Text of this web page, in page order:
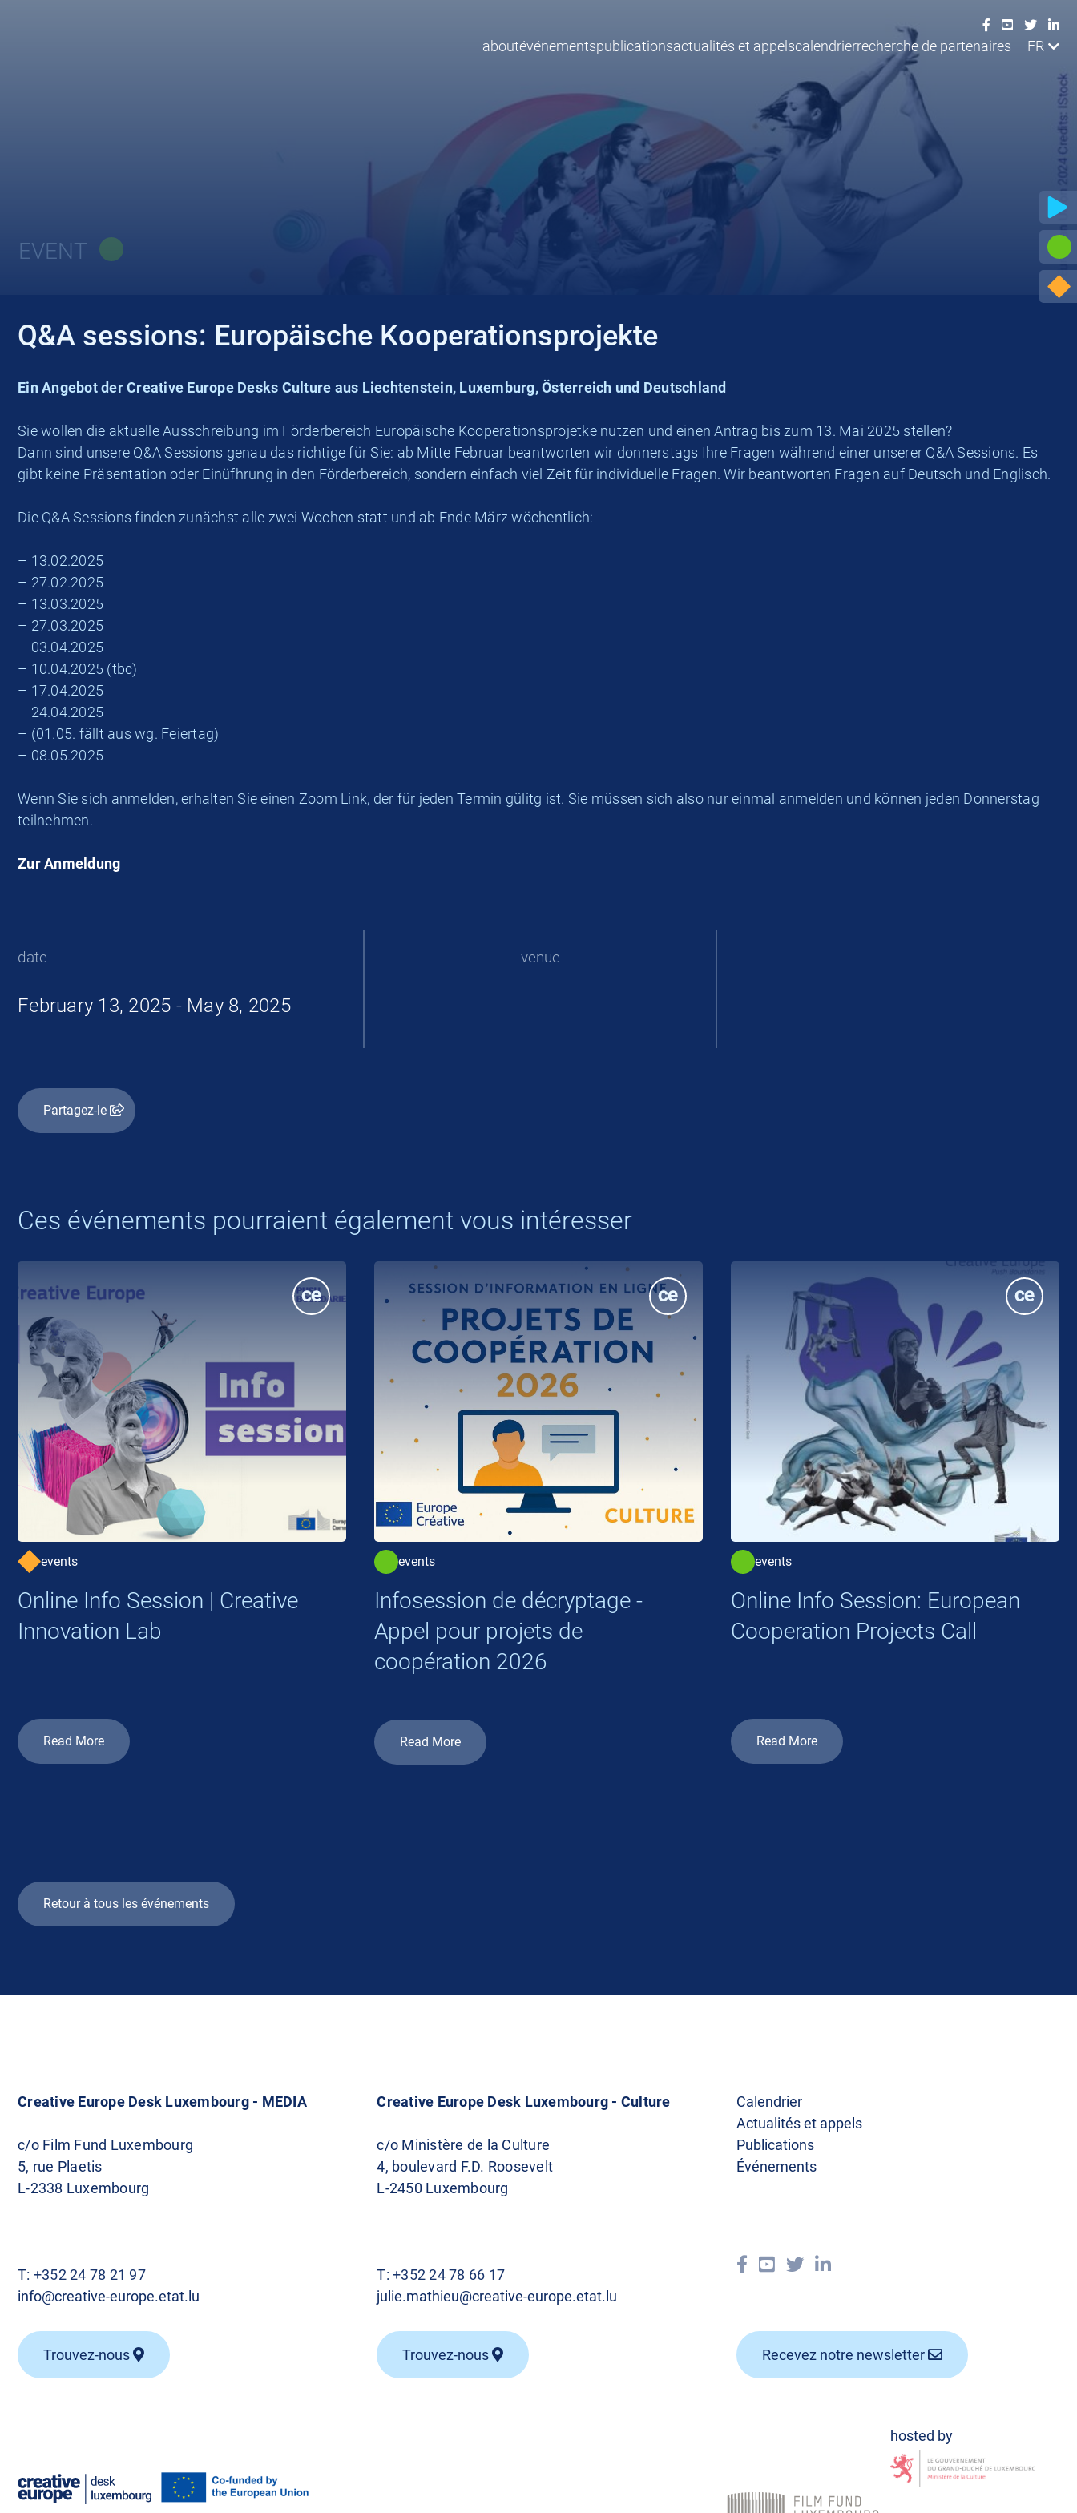
aboutévénementspublicationsactualités et appelscalendrierrecherche de partenaires FR
EVENT
Q&A sessions: Europäische Kooperationsprojekte
Ein Angebot der Creative Europe Desks Culture aus Liechtenstein, Luxemburg, Österreich und Deutschland
Sie wollen die aktuelle Ausschreibung im Förderbereich Europäische Kooperationsprojetke nutzen und einen Antrag bis zum 13. Mai 2025 stellen?
Dann sind unsere Q&A Sessions genau das richtige für Sie: ab Mitte Februar beantworten wir donnerstags Ihre Fragen während einer unserer Q&A Sessions. Es
gibt keine Präsentation oder Einüfhrung in den Förderbereich, sondern einfach viel Zeit für individuelle Fragen. Wir beantworten Fragen auf Deutsch und Englisch.
Die Q&A Sessions finden zunächst alle zwei Wochen statt und ab Ende März wöchentlich:
– 13.02.2025
– 27.02.2025
– 13.03.2025
– 27.03.2025
– 03.04.2025
– 10.04.2025 (tbc)
– 17.04.2025
– 24.04.2025
– (01.05. fällt aus wg. Feiertag)
– 08.05.2025
Wenn Sie sich anmelden, erhalten Sie einen Zoom Link, der für jeden Termin gülitg ist. Sie müssen sich also nur einmal anmelden und können jeden Donnerstag
teilnehmen.
Zur Anmeldung
date
February 13, 2025 - May 8, 2025
venue
Partagez-le
Ces événements pourraient également vous intéresser
events
Online Info Session | Creative
Innovation Lab
Read More
events
Infosession de décryptage -
Appel pour projets de
coopération 2026
Read More
events
Online Info Session: European
Cooperation Projects Call
Read More
Retour à tous les événements
Creative Europe Desk Luxembourg - MEDIA
c/o Film Fund Luxembourg
5, rue Plaetis
L-2338 Luxembourg
T: +352 24 78 21 97
info@creative-europe.etat.lu
Trouvez-nous
Creative Europe Desk Luxembourg - Culture
c/o Ministère de la Culture
4, boulevard F.D. Roosevelt
L-2450 Luxembourg
T:+352 24 78 66 17
julie.mathieu@creative-europe.etat.lu
Trouvez-nous
Calendrier
Actualités et appels
Publications
Événements
Recevez notre newsletter